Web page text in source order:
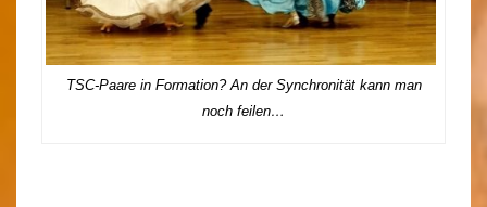
TSC-Paare in Formation? An der Synchronität kann man
noch feilen…